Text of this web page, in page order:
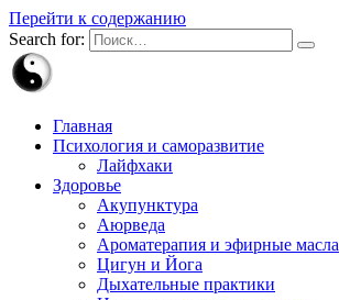
Перейти к содержанию
Search for:
Главная
Психология и саморазвитие
Лайфхаки
Здоровье
Акупунктура
Аюрведа
Ароматерапия и эфирные масла
Цигун и Йога
Дыхательные практики